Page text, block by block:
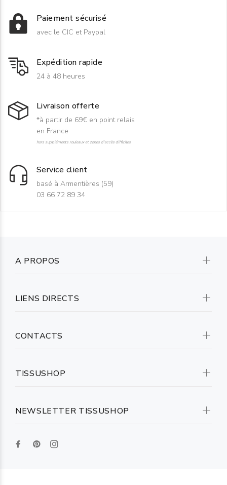
Paiement sécurisé
avec le CIC et Paypal
Expédition rapide
24 à 48 heures
Livraison offerte
*à partir de 69€ en point relais
en France
hors suppléments rouleaux et zones d'accès difficiles
Service client
basé à Armentières (59)
03 66 72 89 34
NEWSLETTER TISSUSHOP
A PROPOS
LIENS DIRECTS
CONTACTS
TISSUSHOP